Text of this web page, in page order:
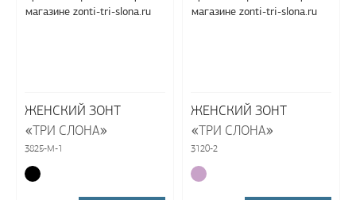
ЖЕНСКИЙ ЗОНТ
«ТРИ СЛОНА»
3825-M-1
ЖЕНСКИЙ ЗОНТ
«ТРИ СЛОНА»
3120-2